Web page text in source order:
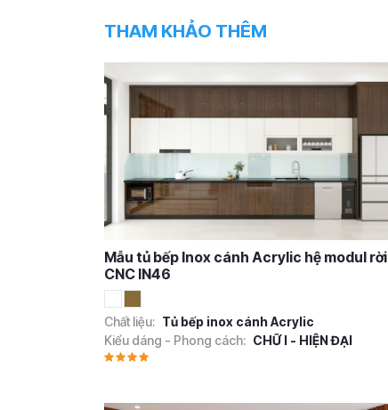
THAM KHẢO THÊM
Mẫu tủ bếp Inox cánh Acrylic hệ modul rời
CNC IN46
Chất liệu: Tủ bếp inox cánh Acrylic
Kiểu dáng - Phong cách: CHỮ I - HIỆN ĐẠI